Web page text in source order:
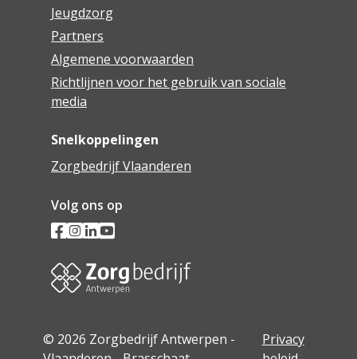
Jeugdzorg
Partners
Algemene voorwaarden
Richtlijnen voor het gebruik van sociale
media
Snelkoppelingen
Zorgbedrijf Vlaanderen
Volg ons op
© 2026 Zorgbedrijf Antwerpen -
Privacy